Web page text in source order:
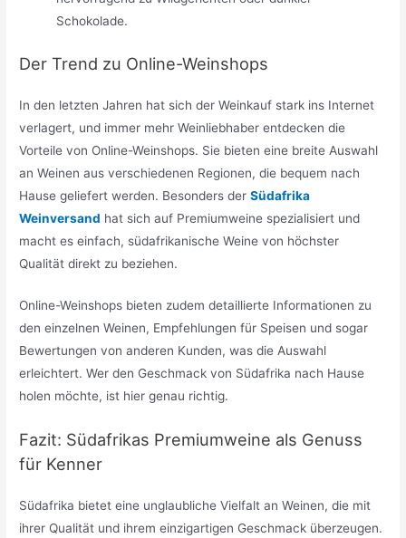
Schokolade.
Der Trend zu Online-Weinshops
In den letzten Jahren hat sich der Weinkauf stark ins Internet
verlagert, und immer mehr Weinliebhaber entdecken die
Vorteile von Online-Weinshops. Sie bieten eine breite Auswahl
an Weinen aus verschiedenen Regionen, die bequem nach
Hause geliefert werden. Besonders derSüdafrika
Weinversand hat sich auf Premiumweine spezialisiert und
macht es einfach, südafrikanische Weine von höchster
Qualität direkt zu beziehen.
Online-Weinshops bieten zudem detaillierte Informationen zu
den einzelnen Weinen, Empfehlungen für Speisen und sogar
Bewertungen von anderen Kunden, was die Auswahl
erleichtert. Wer den Geschmack von Südafrika nach Hause
holen möchte, ist hier genau richtig.
Fazit: Südafrikas Premiumweine als Genuss
für Kenner
Südafrika bietet eine unglaubliche Vielfalt an Weinen, die mit
ihrer Qualität und ihrem einzigartigen Geschmack überzeugen.